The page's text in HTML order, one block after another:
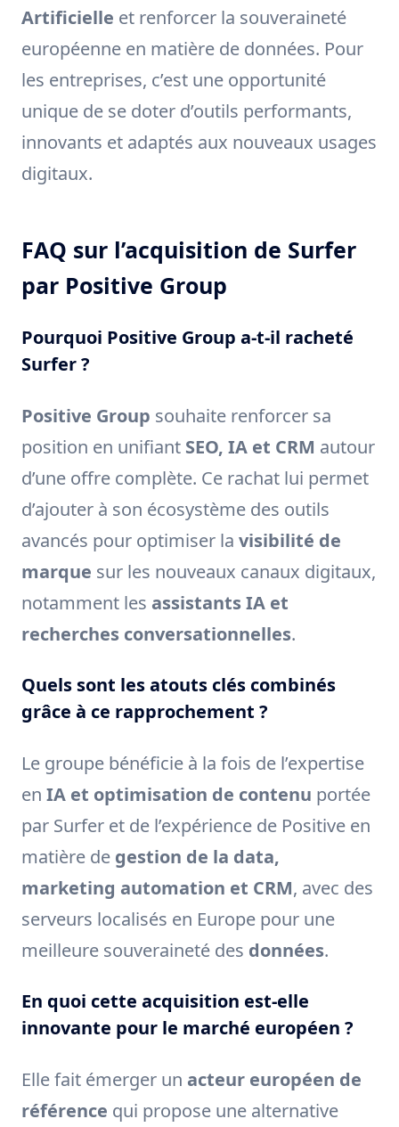
Artificielle et renforcer la souveraineté
européenne en matière de données. Pour
les entreprises, c’est une opportunité
unique de se doter d’outils performants,
innovants et adaptés aux nouveaux usages
digitaux.
FAQ sur l’acquisition de Surfer
par Positive Group
Pourquoi Positive Group a-t-il racheté
Surfer ?
Positive Group souhaite renforcer sa
position en unifiant SEO, IA et CRM autour
d’une offre complète. Ce rachat lui permet
d’ajouter à son écosystème des outils
avancés pour optimiser la visibilité de
marque sur les nouveaux canaux digitaux,
notamment les assistants IA et
recherches conversationnelles.
Quels sont les atouts clés combinés
grâce à ce rapprochement ?
Le groupe bénéficie à la fois de l’expertise
en IA et optimisation de contenu portée
par Surfer et de l’expérience de Positive en
matière de gestion de la data,
marketing automation et CRM, avec des
serveurs localisés en Europe pour une
meilleure souveraineté des données.
En quoi cette acquisition est-elle
innovante pour le marché européen ?
Elle fait émerger un acteur européen de
référence qui propose une alternative